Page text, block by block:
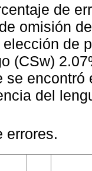
de
omisión
de
(CSw)
se
del
errores.